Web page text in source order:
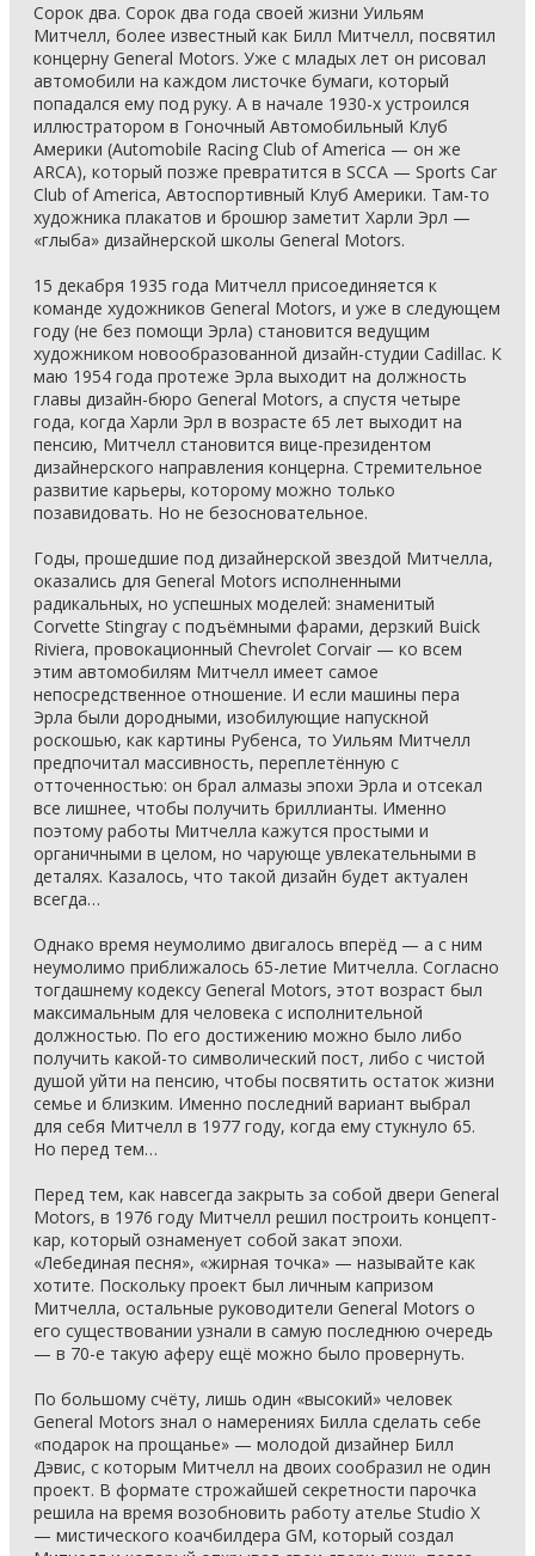
Сорок два. Сорок два года своей жизни Уильям
Митчелл, более известный как Билл Митчелл, посвятил
концерну General Motors. Уже с младых лет он рисовал
автомобили на каждом листочке бумаги, который
попадался ему под руку. А в начале 1930-х устроился
иллюстратором в Гоночный Автомобильный Клуб
Америки (Automobile Racing Club of America — он же
ARCA), который позже превратится в SCCA — Sports Car
Club of America, Автоспортивный Клуб Америки. Там-то
художника плакатов и брошюр заметит Харли Эрл —
«глыба» дизайнерской школы General Motors.
15 декабря 1935 года Митчелл присоединяется к
команде художников General Motors, и уже в следующем
году (не без помощи Эрла) становится ведущим
художником новообразованной дизайн-студии Cadillac. К
маю 1954 года протеже Эрла выходит на должность
главы дизайн-бюро General Motors, а спустя четыре
года, когда Харли Эрл в возрасте 65 лет выходит на
пенсию, Митчелл становится вице-президентом
дизайнерского направления концерна. Стремительное
развитие карьеры, которому можно только
позавидовать. Но не безосновательное.
Годы, прошедшие под дизайнерской звездой Митчелла,
оказались для General Motors исполненными
радикальных, но успешных моделей: знаменитый
Corvette Stingray с подъёмными фарами, дерзкий Buick
Riviera, провокационный Chevrolet Corvair — ко всем
этим автомобилям Митчелл имеет самое
непосредственное отношение. И если машины пера
Эрла были дородными, изобилующие напускной
роскошью, как картины Рубенса, то Уильям Митчелл
предпочитал массивность, переплетённую с
отточенностью: он брал алмазы эпохи Эрла и отсекал
все лишнее, чтобы получить бриллианты. Именно
поэтому работы Митчелла кажутся простыми и
органичными в целом, но чарующе увлекательными в
деталях. Казалось, что такой дизайн будет актуален
всегда…
Однако время неумолимо двигалось вперёд — а с ним
неумолимо приближалось 65-летие Митчелла. Согласно
тогдашнему кодексу General Motors, этот возраст был
максимальным для человека с исполнительной
должностью. По его достижению можно было либо
получить какой-то символический пост, либо с чистой
душой уйти на пенсию, чтобы посвятить остаток жизни
семье и близким. Именно последний вариант выбрал
для себя Митчелл в 1977 году, когда ему стукнуло 65.
Но перед тем…
Перед тем, как навсегда закрыть за собой двери General
Motors, в 1976 году Митчелл решил построить концепт-
кар, который ознаменует собой закат эпохи.
«Лебединая песня», «жирная точка» — называйте как
хотите. Поскольку проект был личным капризом
Митчелла, остальные руководители General Motors о
его существовании узнали в самую последнюю очередь
— в 70-е такую аферу ещё можно было провернуть.
По большому счёту, лишь один «высокий» человек
General Motors знал о намерениях Билла сделать себе
«подарок на прощанье» — молодой дизайнер Билл
Дэвис, с которым Митчелл на двоих сообразил не один
проект. В формате строжайшей секретности парочка
решила на время возобновить работу ателье Studio X
— мистического коачбилдера GM, который создал